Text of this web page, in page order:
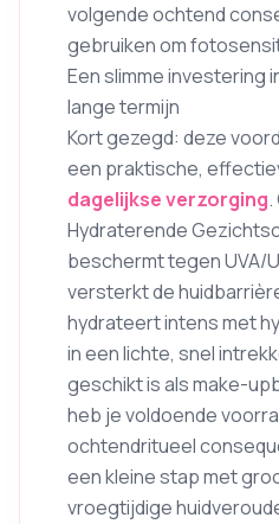
volgende ochtend
gebruiken om
Een slimme investering
lange termijn
Kort gezegd: deze
een praktische,
dagelijkse verzorging.
Hydraterende
beschermt tegen UVA/
versterkt de
hydrateert intens met
in een lichte, snel
geschikt is als make-
heb je voldoende
ochtendritueel
een kleine stap met
vroegtijdige